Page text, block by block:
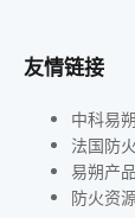
友情链接
中科易朔
法国防
易朔产
防火资